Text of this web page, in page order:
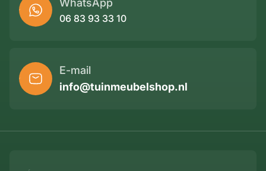
WhatsApp
06 83 93 33 10
E-mail
info@tuinmeubelshop.nl